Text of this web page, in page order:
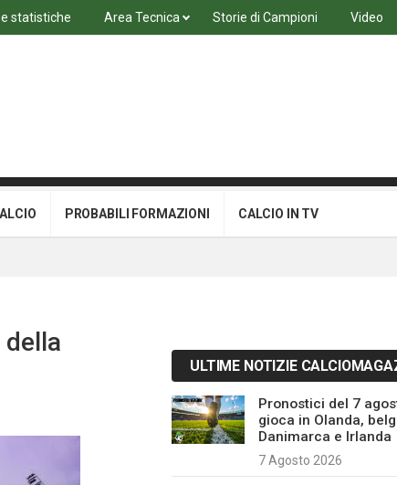
statistiche Area Tecnica Storie di Campioni Video
PROBABILI FORMAZIONI CALCIO IN TV
ULTIME NOTIZIE
Pronostici del 7
gioca in Olanda,
Danimarca e Irlanda
7 Agosto 2026